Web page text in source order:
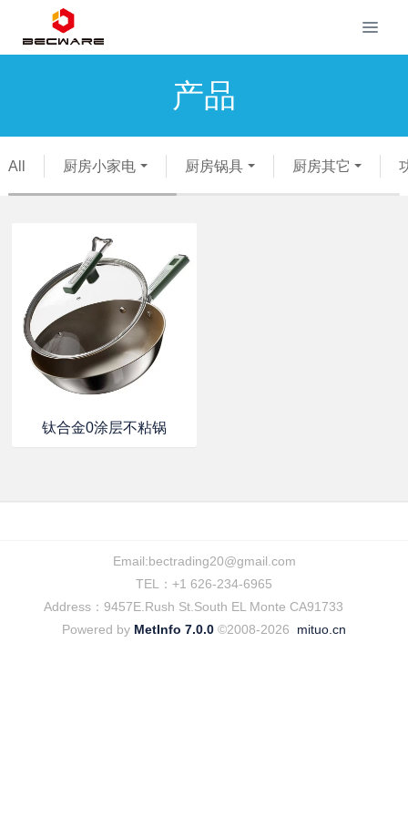
产品
All 厨房小家电 厨房锅具 厨房其它
钛合金0涂层不粘锅
Email:bectrading20@gmail.com
TEL：+1 626-234-6965
Address：9457E.Rush St.South EL Monte CA91733
Powered by MetInfo 7.0.0 ©2008-2026 mituo.cn